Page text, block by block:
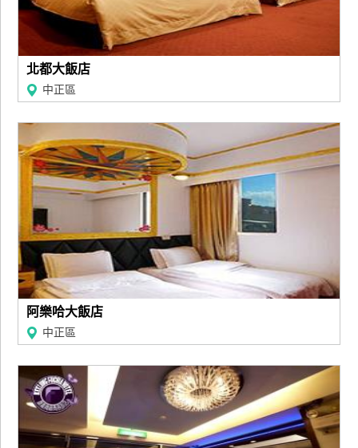
北都大飯店
中正區
阿樂哈大飯店
中正區